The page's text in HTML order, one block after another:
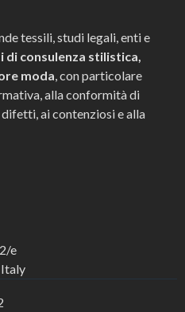
tessili, studi legali, enti e
di consulenza stilistica,
moda , con particolare
alla conformità di
ai contenziosi e alla
e
Italy